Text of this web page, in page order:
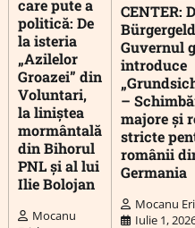
care pute a
politică: De
la isteria
„Azilelor
Groazei” din
Voluntari,
la liniștea
mormântală
din Bihorul
PNL și al lui
Ilie Bolojan
Mocanu
CENTER:
Guvernul
introduce
–
majore și
stricte
românii
Germania
Mocanu
Iulie 1,